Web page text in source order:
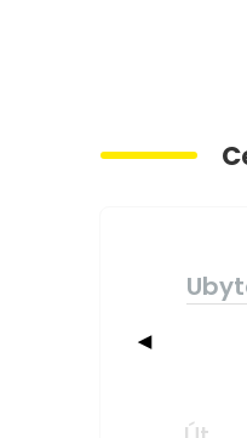
◀